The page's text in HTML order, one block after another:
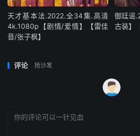
天才基本法.2022.全34集.高清
4k.1080p【剧情/爱情】【雷佳
音/张子枫】
御廷谣
古装】
评论 抢沙发